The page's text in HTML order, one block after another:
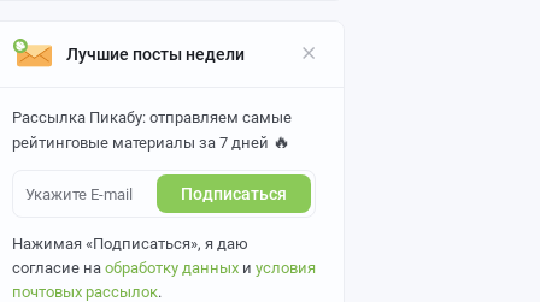
Лучшие посты недели
Рассылка Пикабу: отправляем самые
рейтинговые материалы за 7 дней 🔥
Подписаться
Нажимая «Подписаться», я даю
согласие на обработку данных и условия
почтовых рассылок.